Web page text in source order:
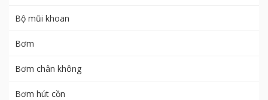
Bộ mũi khoan
Bơm
Bơm chân không
Bơm hút cồn